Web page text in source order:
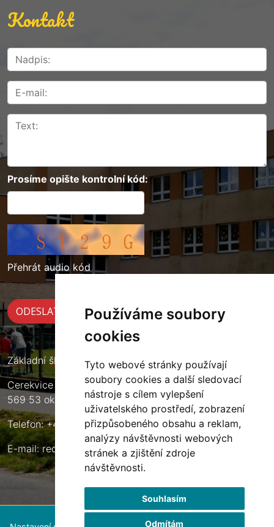
Používáme soubory
cookies
Tyto webové stránky používají
soubory cookies a další sledovací
nástroje s cílem vylepšení
uživatelského prostředí, zobrazení
přizpůsobeného obsahu a reklam,
analýzy návštěvnosti webových
stránek a zjištění zdroje
návštěvnosti.
Souhlasím
Odmítám
Kontakt
Prosíme opište kontrolní kód:
Přehrát audio kód
Základní škola Cerekvice nad Loučnou
Cerekvice nad Loučnou 135
569 53 okres Svitavy
Telefon: +420 461 633 140
E-mail:reditel@zscerekvice.cz